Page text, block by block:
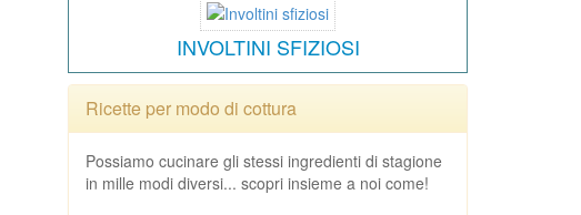
INVOLTINI SFIZIOSI
Ricette per modo di cottura
Possiamo cucinare gli stessi ingredienti di stagione
in mille modi diversi... scopri insieme a noi come!